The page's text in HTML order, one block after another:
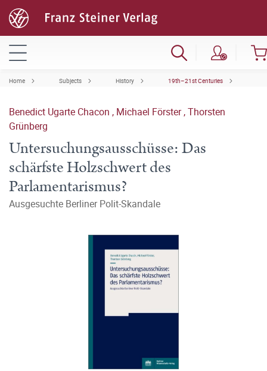
Home Subjects History 19th–21st Centuries
Benedict Ugarte Chacon , Michael Förster,Thorsten
Grünberg
Untersuchungsausschüsse: Das
schärfste Holzschwert des
Parlamentarismus?
Ausgesuchte Berliner Polit-Skandale